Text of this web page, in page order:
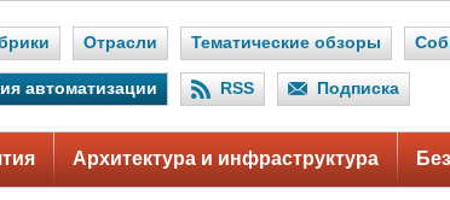
Отрасли Тематические обзоры
автоматизации RSS Подписка
Архитектура и инфраструктура